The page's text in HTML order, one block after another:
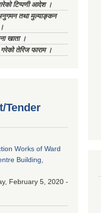
टिप्पणी आदेश ।
तथा मुल्याङ्कन
खाता ।
तेरिज फाराम ।
Tender
Works of Ward
Building,
February 5, 2020 -